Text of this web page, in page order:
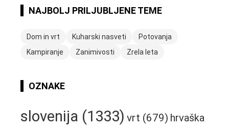
NAJBOLJ PRILJUBLJENE TEME
Dom in vrt Kuharski nasveti
Potovanja
Kampiranje
Zanimivosti Zrela leta
OZNAKE
slovenija (1333) vrt (679) hrvaška